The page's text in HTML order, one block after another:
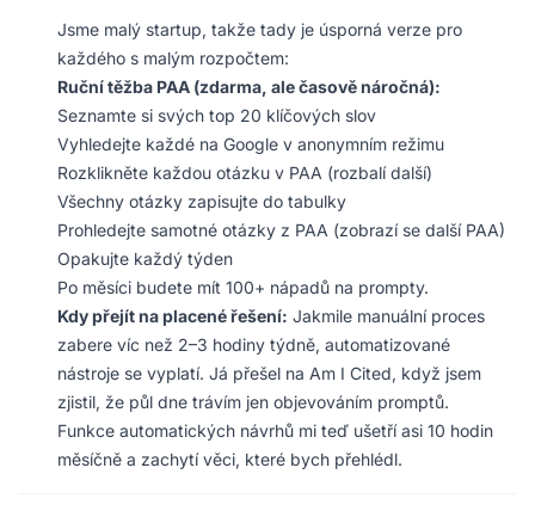
Jsme malý startup, takže tady je úsporná verze pro
každého s malým rozpočtem:
Ruční těžba PAA (zdarma, ale časově náročná):
Seznamte si svých top 20 klíčových slov
Vyhledejte každé na Google v anonymním režimu
Rozklikněte každou otázku v PAA (rozbalí další)
Všechny otázky zapisujte do tabulky
Prohledejte samotné otázky z PAA (zobrazí se další PAA)
Opakujte každý týden
Po měsíci budete mít 100+ nápadů na prompty.
Kdy přejít na placené řešení: Jakmile manuální proces
zabere víc než 2–3 hodiny týdně, automatizované
nástroje se vyplatí. Já přešel na Am I Cited, když jsem
zjistil, že půl dne trávím jen objevováním promptů.
Funkce automatických návrhů mi teď ušetří asi 10 hodin
měsíčně a zachytí věci, které bych přehlédl.